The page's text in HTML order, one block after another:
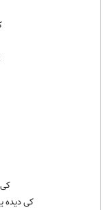
کی دیده